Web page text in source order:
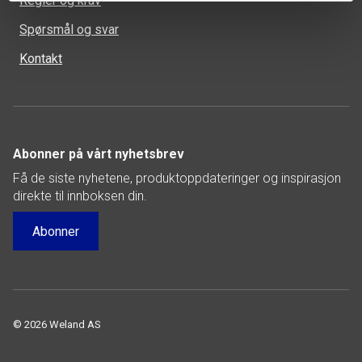
Spørsmål og svar
Kontakt
Abonner på vårt nyhetsbrev
Få de siste nyhetene, produktoppdateringer og inspirasjon
direkte til innboksen din.
Abonner
© 2026 Weland AS